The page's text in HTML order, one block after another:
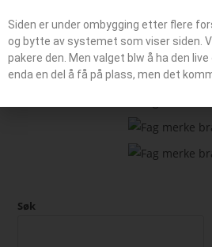
Beredskaps kjøretøy
Søk
Siden er under ombygging etter flere
og bytte av systemet som viser siden.
pakere den. Men valget blw å ha den
enda en del å få på plass, men det